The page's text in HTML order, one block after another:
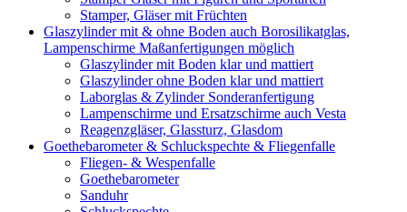
Stamper, Gläser mit Früchten
Glaszylinder mit & ohne Boden auch Borosilikatglas,
Lampenschirme Maßanfertigungen möglich
Glaszylinder mit Boden klar und mattiert
Glaszylinder ohne Boden klar und mattiert
Laborglas & Zylinder Sonderanfertigung
Lampenschirme und Ersatzschirme auch Vesta
Reagenzgläser, Glassturz, Glasdom
Goethebarometer & Schluckspechte & Fliegenfalle
Fliegen- & Wespenfalle
Goethebarometer
Sanduhr